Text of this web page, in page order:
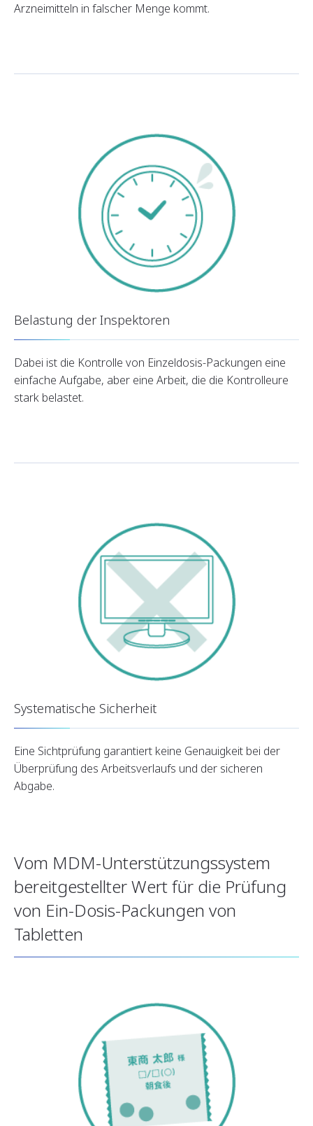
Arzneimitteln in falscher Menge kommt.
Belastung der Inspektoren
Dabei ist die Kontrolle von Einzeldosis-Packungen eine
einfache Aufgabe, aber eine Arbeit, die die Kontrolleure
stark belastet.
Systematische Sicherheit
Eine Sichtprüfung garantiert keine Genauigkeit bei der
Überprüfung des Arbeitsverlaufs und der sicheren
Abgabe.
Vom MDM-Unterstützungssystem
bereitgestellter Wert für die Prüfung
von Ein-Dosis-Packungen von
Tabletten